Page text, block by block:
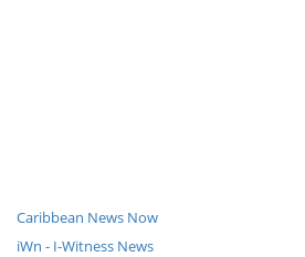
Caribbean News Now
iWn - I-Witness News